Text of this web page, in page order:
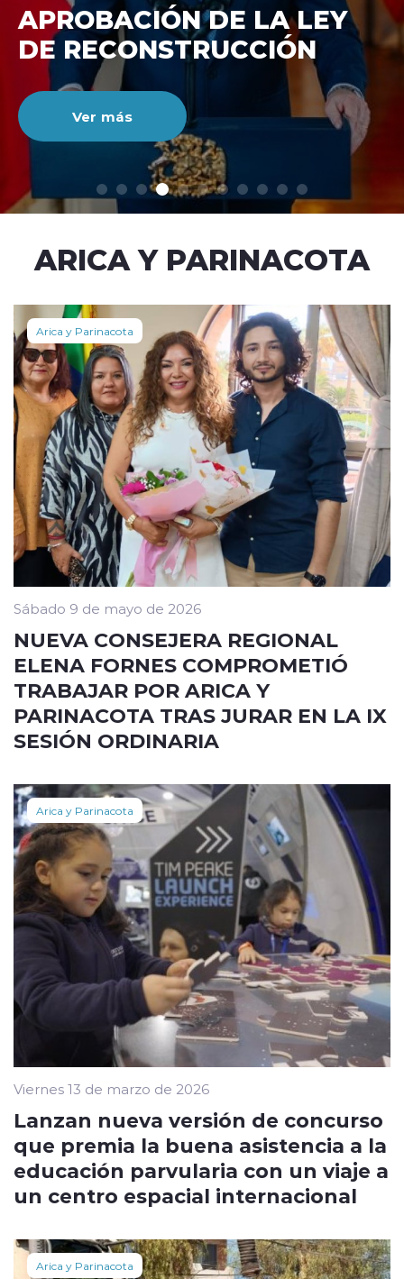
modo claro
DE RECONSTRUCCIÓ
NACIONAL
Ver más
ARICA Y PARINACOTA
Arica y Parinacota
Sábado 9 de mayo de 2026
NUEVA CONSEJERA REGIONAL
ELENA FORNES COMPROMETIÓ
TRABAJAR POR ARICA Y
PARINACOTA TRAS JURAR EN LA IX
SESIÓN ORDINARIA
Arica y Parinacota
Viernes 13 de marzo de 2026
Lanzan nueva versión de concurso
que premia la buena asistencia a la
educación parvularia con un viaje a
un centro espacial internacional
Arica y Parinacota